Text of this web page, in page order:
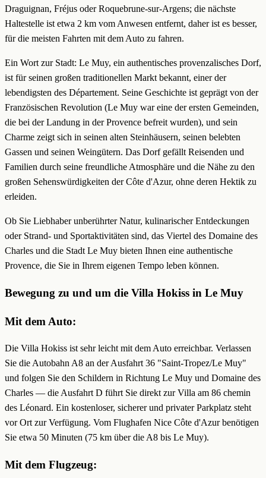
Draguignan, Fréjus oder Roquebrune-sur-Argens; die nächste
Haltestelle ist etwa 2 km vom Anwesen entfernt, daher ist es besser,
für die meisten Fahrten mit dem Auto zu fahren.
Ein Wort zur Stadt: Le Muy, ein authentisches provenzalisches Dorf,
ist für seinen großen traditionellen Markt bekannt, einer der
lebendigsten des Département. Seine Geschichte ist geprägt von der
Französischen Revolution (Le Muy war eine der ersten Gemeinden,
die bei der Landung in der Provence befreit wurden), und sein
Charme zeigt sich in seinen alten Steinhäusern, seinen belebten
Gassen und seinen Weingütern. Das Dorf gefällt Reisenden und
Familien durch seine freundliche Atmosphäre und die Nähe zu den
großen Sehenswürdigkeiten der Côte d'Azur, ohne deren Hektik zu
erleiden.
Ob Sie Liebhaber unberührter Natur, kulinarischer Entdeckungen
oder Strand- und Sportaktivitäten sind, das Viertel des Domaine des
Charles und die Stadt Le Muy bieten Ihnen eine authentische
Provence, die Sie in Ihrem eigenen Tempo leben können.
Bewegung zu und um die Villa Hokiss in Le Muy
Mit dem Auto:
Die Villa Hokiss ist sehr leicht mit dem Auto erreichbar. Verlassen
Sie die Autobahn A8 an der Ausfahrt 36 "Saint-Tropez/Le Muy"
und folgen Sie den Schildern in Richtung Le Muy und Domaine des
Charles — die Ausfahrt D führt Sie direkt zur Villa am 86 chemin
des Léonard. Ein kostenloser, sicherer und privater Parkplatz steht
vor Ort zur Verfügung. Vom Flughafen Nice Côte d'Azur benötigen
Sie etwa 50 Minuten (75 km über die A8 bis Le Muy).
Mit dem Flugzeug: